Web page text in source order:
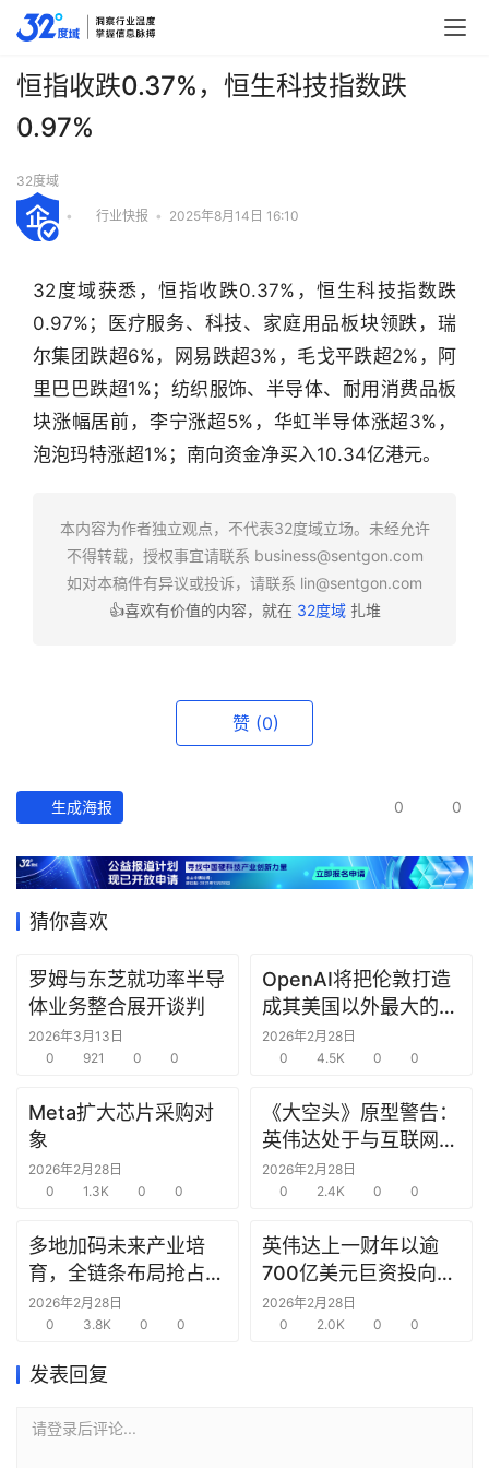
行
业
产
经
数
据
研
创
投
商
机
圈
恒指收跌0.37%，恒生科技指数跌
0.97%
32度域
• 行业快报 • 2025年8月14日 16:10
32度域获悉，恒指收跌0.37%，恒生科技指数跌
0.97%；医疗服务、科技、家庭用品板块领跌，瑞
尔集团跌超6%，网易跌超3%，毛戈平跌超2%，阿
里巴巴跌超1%；纺织服饰、半导体、耐用消费品板
块涨幅居前，李宁涨超5%，华虹半导体涨超3%，
泡泡玛特涨超1%；南向资金净买入10.34亿港元。
本内容为作者独立观点，不代表32度域立场。未经允许
不得转载，授权事宜请联系 business@sentgon.com
如对本稿件有异议或投诉，请联系 lin@sentgon.com
👍喜欢有价值的内容，就在 32度域扎堆
赞 (0)
生成海报 0 0
猜你喜欢
罗姆与东芝就功率半导
体业务整合展开谈判
2026年3月13日
0
921 0 0
OpenAI将把伦敦打造
成其美国以外最大的研
究中心
2026年2月28日
0
4.5K 0 0
Meta扩大芯片采购对
象
2026年2月28日
0
1.3K 0 0
《大空头》原型警告：
英伟达处于与互联网泡
沫时期思科同样的“危
险境地”
2026年2月28日
0
2.4K 0 0
多地加码未来产业培
育，全链条布局抢占新
赛道先机
2026年2月28日
0
3.8K 0 0
英伟达上一财年以逾
700亿美元巨资投向合
作方，竭力巩固AI芯片
需求
2026年2月28日
0
2.0K 0 0
发表回复
请登录后评论...